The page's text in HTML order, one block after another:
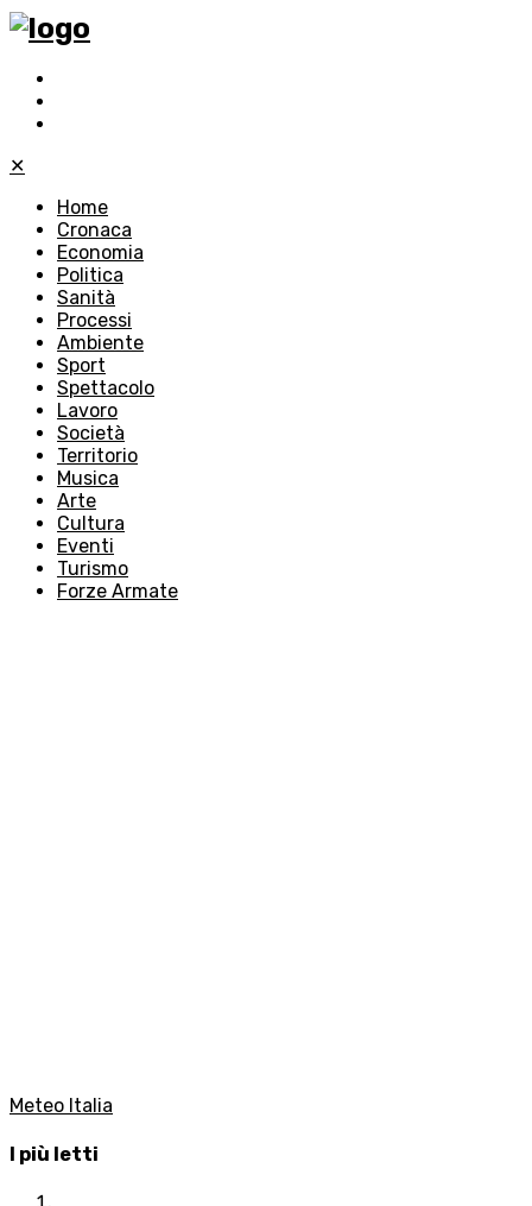
✕
Home
Cronaca
Economia
Politica
Sanità
Processi
Ambiente
Sport
Spettacolo
Lavoro
Società
Territorio
Musica
Arte
Cultura
Eventi
Turismo
Forze Armate
Meteo Italia
I più letti